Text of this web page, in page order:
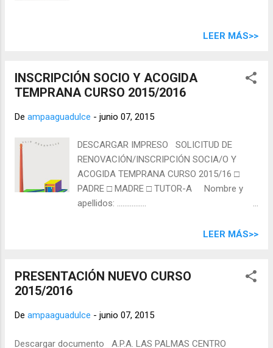
LEER MÁS>>
INSCRIPCIÓN SOCIO Y ACOGIDA
TEMPRANA CURSO 2015/2016
De ampaaguadulce - junio 07, 2015
DESCARGAR IMPRESO SOLICITUD DE
RENOVACIÓN/INSCRIPCIÓN SOCIA/O Y
ACOGIDA TEMPRANA CURSO 2015/16 □
PADRE □ MADRE □ TUTOR-A Nombre y
apellidos: …………….
Tlfnos: …………………….……………..........……….. Correo:
electrónico? □Sí □No □ PADRE □ MADRE □
Tfnos: ………………………………………………….. Correo:
LEER MÁS>>
PRESENTACIÓN NUEVO CURSO
2015/2016
De ampaaguadulce - junio 07, 2015
Descargar documento A.P.A. LAS PALMAS CENTRO